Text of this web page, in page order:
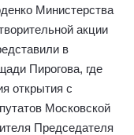
Министерства
акции
в
Пирогова, где
открытия с
Московской
Председателя